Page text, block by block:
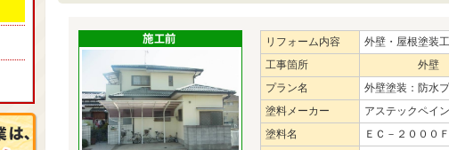
リフォーム内容
外壁・屋根塗装
工事箇所
外壁
プラン名
外壁塗装：防水
塗料メーカー
アステックペイ
塗料名
ＥＣ－２０００Ｆ